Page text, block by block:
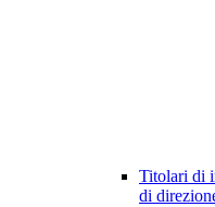
Titolari di
di